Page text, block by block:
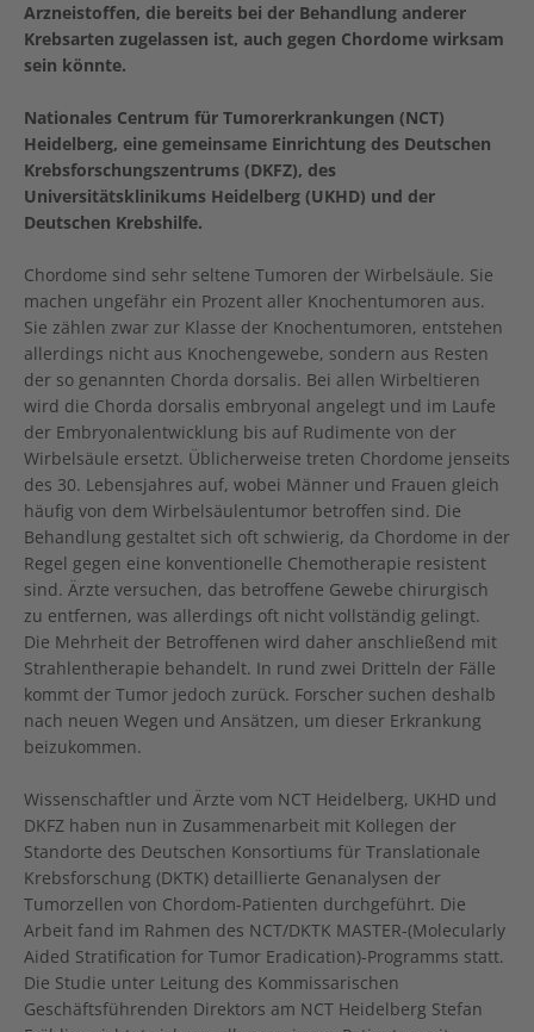
Arzneistoffen, die bereits bei der Behandlung anderer
Krebsarten zugelassen ist, auch gegen Chordome wirksam
sein könnte.
Nationales Centrum für Tumorerkrankungen (NCT)
Heidelberg, eine gemeinsame Einrichtung des Deutschen
Krebsforschungszentrums (DKFZ), des
Universitätsklinikums Heidelberg (UKHD) und der
Deutschen Krebshilfe.
Chordome sind sehr seltene Tumoren der Wirbelsäule. Sie
machen ungefähr ein Prozent aller Knochentumoren aus.
Sie zählen zwar zur Klasse der Knochentumoren, entstehen
allerdings nicht aus Knochengewebe, sondern aus Resten
der so genannten Chorda dorsalis. Bei allen Wirbeltieren
wird die Chorda dorsalis embryonal angelegt und im Laufe
der Embryonalentwicklung bis auf Rudimente von der
Wirbelsäule ersetzt. Üblicherweise treten Chordome jenseits
des 30. Lebensjahres auf, wobei Männer und Frauen gleich
häufig von dem Wirbelsäulentumor betroffen sind. Die
Behandlung gestaltet sich oft schwierig, da Chordome in der
Regel gegen eine konventionelle Chemotherapie resistent
sind. Ärzte versuchen, das betroffene Gewebe chirurgisch
zu entfernen, was allerdings oft nicht vollständig gelingt.
Die Mehrheit der Betroffenen wird daher anschließend mit
Strahlentherapie behandelt. In rund zwei Dritteln der Fälle
kommt der Tumor jedoch zurück. Forscher suchen deshalb
nach neuen Wegen und Ansätzen, um dieser Erkrankung
beizukommen.
Wissenschaftler und Ärzte vom NCT Heidelberg, UKHD und
DKFZ haben nun in Zusammenarbeit mit Kollegen der
Standorte des Deutschen Konsortiums für Translationale
Krebsforschung (DKTK) detaillierte Genanalysen der
Tumorzellen von Chordom-Patienten durchgeführt. Die
Arbeit fand im Rahmen des NCT/DKTK MASTER-(Molecularly
Aided Stratification for Tumor Eradication)-Programms statt.
Die Studie unter Leitung des Kommissarischen
Geschäftsführenden Direktors am NCT Heidelberg Stefan